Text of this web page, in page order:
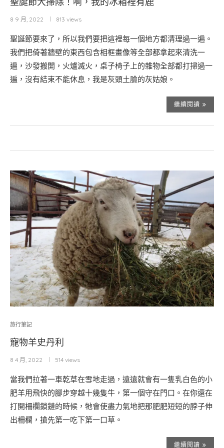
8 9 月, 2022 813 views
聖誕節要來了，所以我們要把這裡每一個地方都清理過一遍。
我們把倚著牆壁的東西包含相框畫像等全部都拿起來清洗一
遍，沙發搬開，火爐滅火，桌子椅子上的雜物全部都打掃過一
遍，沒有結束不能休息，我是灰頭土臉的灰姑娘。
繼續閱讀
旅行筆記
寵物羊史丹利
8 4 月, 2022 514 views
當我們拉著一車乾草在雪地走過，遠遠就會有一隻乳白色的小
肥羊用飛快的腳步穿越十幾隻牛，第一個守在門口。在你還在
打開柵欄鎖鏈的時候，牠會使盡力氣地把那肥肥短短的脖子伸
出柵欄，搶先第一吃下第一口草。
繼續閱讀